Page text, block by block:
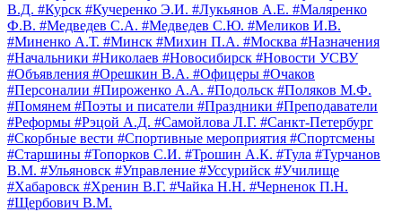
В.Д. #Курск #Кучеренко Э.И. #Лукьянов А.Е. #Маляренко
Ф.В. #Медведев С.А. #Медведев С.Ю. #Меликов И.В.
#Миненко А.Т. #Минск #Михин П.А. #Москва #Назначения
#Начальники #Николаев #Новосибирск #Новости УСВУ
#Объявления #Орешкин В.А. #Офицеры #Очаков
#Персоналии #Пироженко А.А. #Подольск #Поляков М.Ф.
#Помянем #Поэты и писатели #Праздники #Преподаватели
#Реформы #Рэцой А.Д. #Самойлова Л.Г. #Санкт-Петербург
#Скорбные вести #Спортивные мероприятия #Спортсмены
#Старшины #Топорков С.И. #Трошин А.К. #Тула #Турчанов
В.М. #Ульяновск #Управление #Уссурийск #Училище
#Хабаровск #Хренин В.Г. #Чайка Н.Н. #Черненок П.Н.
#Щербович В.М.